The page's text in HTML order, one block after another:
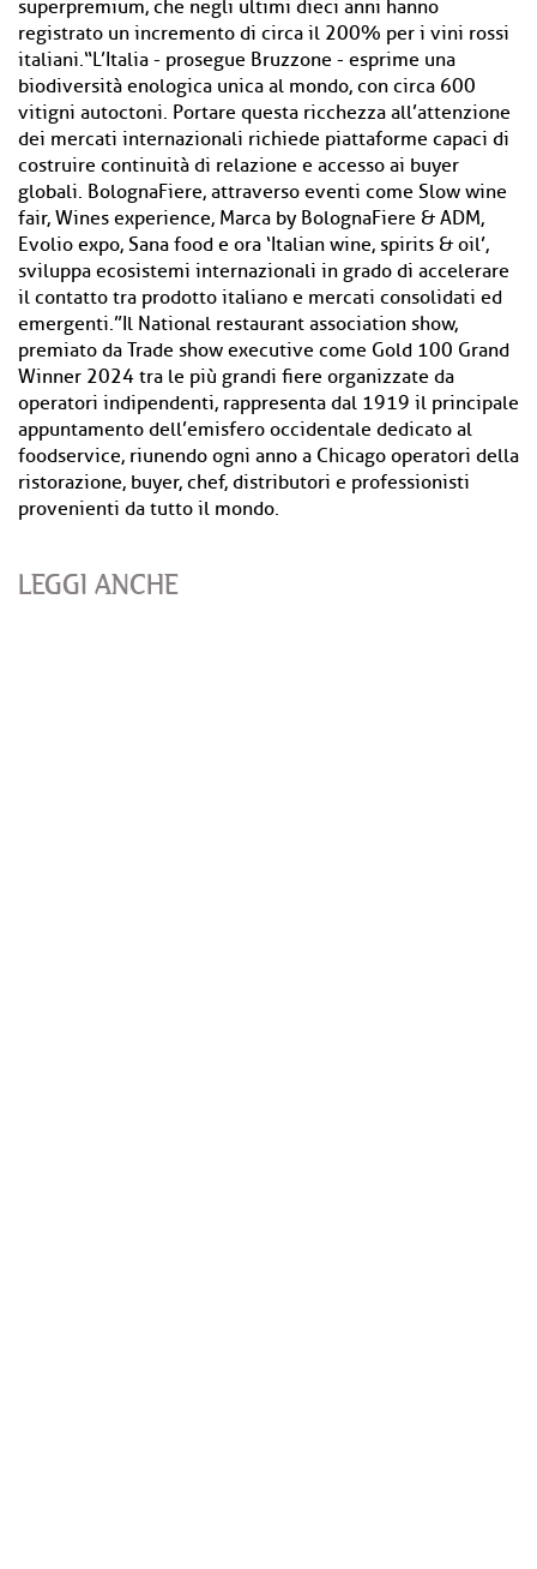
superpremium, che negli ultimi dieci anni hanno
registrato un incremento di circa il 200% per i vini rossi
italiani.“L’Italia - prosegue Bruzzone - esprime una
biodiversità enologica unica al mondo, con circa 600
vitigni autoctoni. Portare questa ricchezza all’attenzione
dei mercati internazionali richiede piattaforme capaci di
costruire continuità di relazione e accesso ai buyer
globali. BolognaFiere, attraverso eventi come Slow wine
fair, Wines experience, Marca by BolognaFiere & ADM,
Evolio expo, Sana food e ora ‘Italian wine, spirits & oil’,
sviluppa ecosistemi internazionali in grado di accelerare
il contatto tra prodotto italiano e mercati consolidati ed
emergenti.”Il National restaurant association show,
premiato da Trade show executive come Gold 100 Grand
Winner 2024 tra le più grandi fiere organizzate da
operatori indipendenti, rappresenta dal 1919 il principale
appuntamento dell’emisfero occidentale dedicato al
foodservice, riunendo ogni anno a Chicago operatori della
ristorazione, buyer, chef, distributori e professionisti
provenienti da tutto il mondo.
LEGGI ANCHE